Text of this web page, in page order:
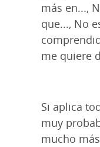
más en...,
que..., No
me quiere
Si aplica
muy
mucho